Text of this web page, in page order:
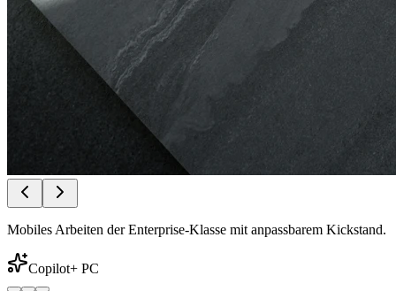
Mobiles Arbeiten der Enterprise-Klasse mit anpassbarem Kickstand.
Copilot+ PC